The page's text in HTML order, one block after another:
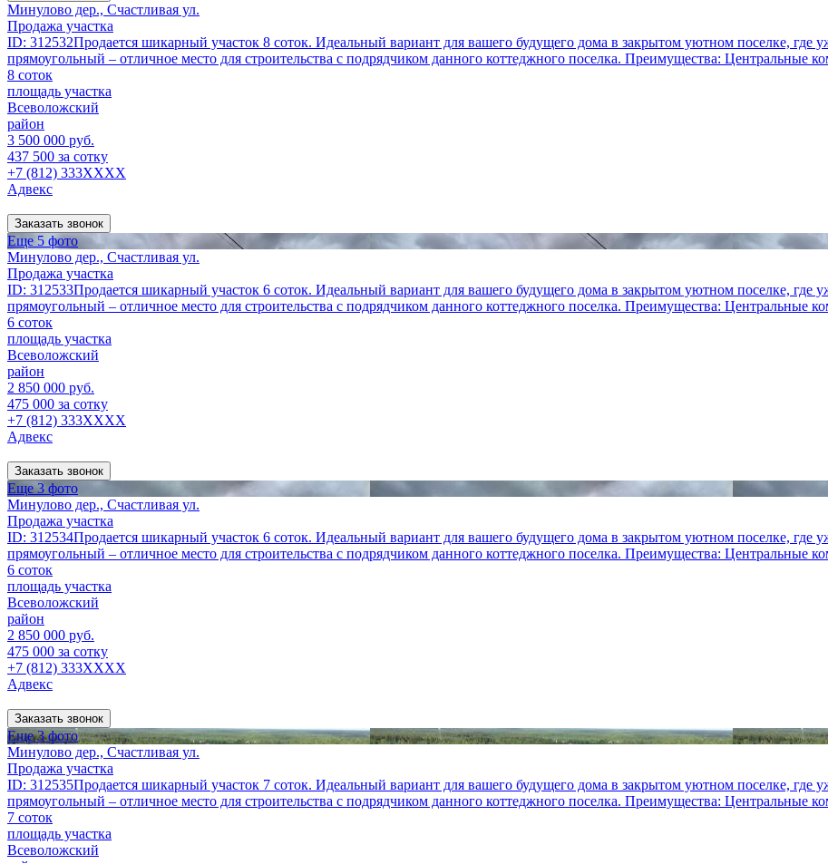
Минулово дер., Счастливая ул.
Продажа участка
ID: 312532Продается шикарный участок 8 соток. Идеальный вариант для вашего будущего дома в закрытом уютном поселке, где
прямоугольный – отличное место для строительства с подрядчиком данного коттеджного поселка. Преимущества: Центральные
8 соток
площадь участка
Всеволожский
район
3 500 000 руб.
437 500 за сотку
+7 (812) 333XXXX
Адвекс
Заказать звонок
Еще 5 фото
Минулово дер., Счастливая ул.
Продажа участка
ID: 312533Продается шикарный участок 6 соток. Идеальный вариант для вашего будущего дома в закрытом уютном поселке, где
прямоугольный – отличное место для строительства с подрядчиком данного коттеджного поселка. Преимущества: Центральные
6 соток
площадь участка
Всеволожский
район
2 850 000 руб.
475 000 за сотку
+7 (812) 333XXXX
Адвекс
Заказать звонок
Еще 3 фото
Минулово дер., Счастливая ул.
Продажа участка
ID: 312534Продается шикарный участок 6 соток. Идеальный вариант для вашего будущего дома в закрытом уютном поселке, где
прямоугольный – отличное место для строительства с подрядчиком данного коттеджного поселка. Преимущества: Центральные
6 соток
площадь участка
Всеволожский
район
2 850 000 руб.
475 000 за сотку
+7 (812) 333XXXX
Адвекс
Заказать звонок
Еще 3 фото
Минулово дер., Счастливая ул.
Продажа участка
ID: 312535Продается шикарный участок 7 соток. Идеальный вариант для вашего будущего дома в закрытом уютном поселке, где
прямоугольный – отличное место для строительства с подрядчиком данного коттеджного поселка. Преимущества: Центральные
7 соток
площадь участка
Всеволожский